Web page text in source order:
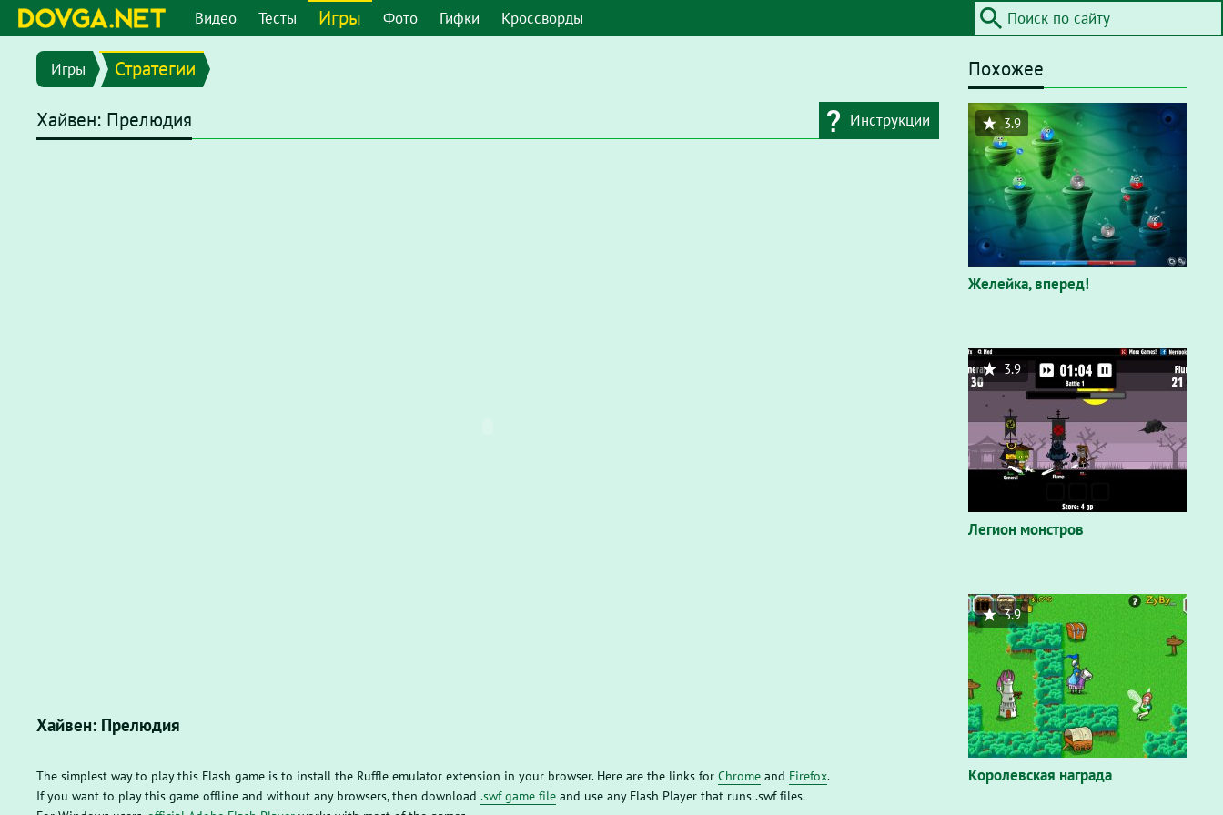
Видео Тесты Игры Фото Гифки Кроссворды
Игры Стратегии
Хайвен: Прелюдия Инструкции
Хайвен: Прелюдия
The simplest way to play this Flash game is to install the Ruffle emulator extension in your browser. Here are the links for Chrome and Firefox.
If you want to play this game offline and without any browsers, then download .swf game file and use any Flash Player that runs .swf files.
Похожее
Желейка, вперед!
3.9
Легион монстров
3.9
Королевская награда
3.9